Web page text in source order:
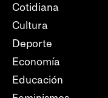
Cotidiana
Cultura
Deporte
Economía
Educación